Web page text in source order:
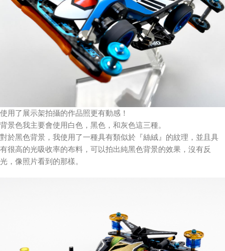
使用了展示架拍攝的作品照更有動感！
背景色我主要會使用白色，黑色，和灰色這三種。
對於黑色背景，我使用了一種具有類似於『絲絨』的紋理，並且具
有很高的光吸收率的布料，可以拍出純黑色背景的效果，沒有反
光，像照片看到的那樣。